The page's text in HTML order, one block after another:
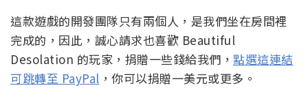
這款遊戲的開發團隊只有兩個人，是我們坐在房間裡
完成的，因此，誠心請求也喜歡 Beautiful
Desolation 的玩家，捐贈一些錢給我們， 點選這連結
可跳轉至 PayPal ，你可以捐贈一美元或更多。